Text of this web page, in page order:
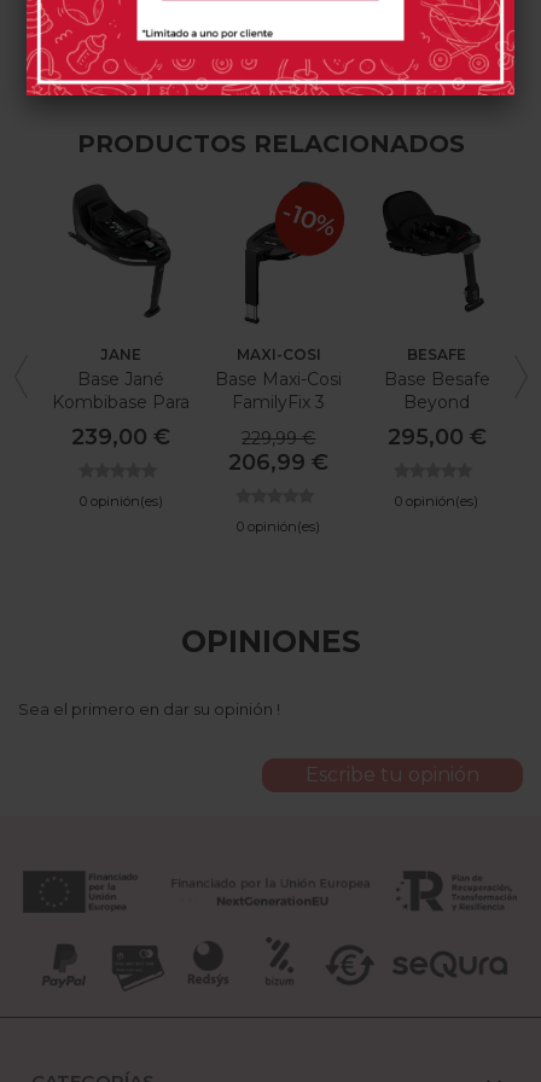
0 opinión(es) 9 opinión(es)
PRODUCTOS RELACIONADOS
JANE
Base Jané
Kombibase Para
Silla De Coche
239,00 €
0 opinión(es)
MAXI-COSI
Base Maxi-Cosi
FamilyFix 3
229,99 €
206,99 €
0 opinión(es)
-10%
BESAFE
Base Besafe
Beyond
295,00 €
0 opinión(es)
OPINIONES
Sea el primero en dar su opinión !
Escribe tu opinión